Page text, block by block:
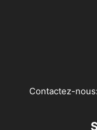
Contactez-nous: